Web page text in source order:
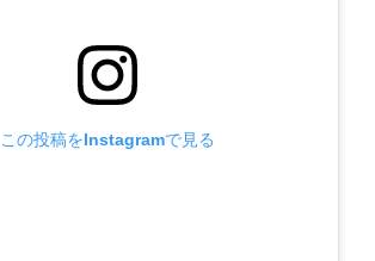
この投稿をInstagramで見る